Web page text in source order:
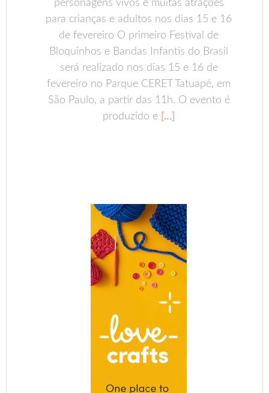
personagens vivos e muitas atrações
para crianças e adultos nos dias 15 e 16
de fevereiro O primeiro Festival de
Bloquinhos e Bandas Infantis do Brasil
será realizado nos dias 15 e 16 de
fevereiro no Parque CERET Tatuapé, em
São Paulo, a partir das 11h. O evento é
produzido e […]